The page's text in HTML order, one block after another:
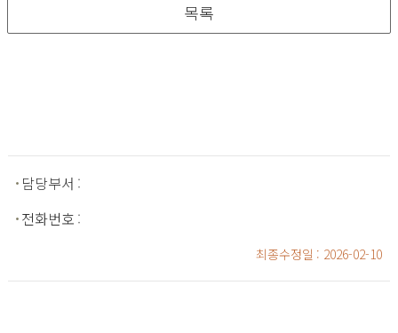
목록
담당부서 :
전화번호 :
최종수정일 : 2026-02-10